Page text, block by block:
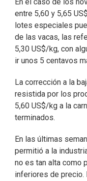
En el caso de los
entre 5,60 y 5,65
lotes especiales
de las vacas, las
5,30 US$/kg, con
ir unos 5 centavos
La corrección a la
resistida por los
5,60 US$/kg a la
terminados.
En las últimas
permitió a la
no es tan alta como
inferiores de